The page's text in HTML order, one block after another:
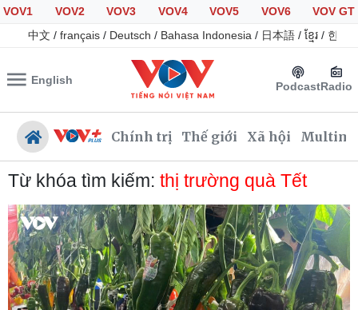
VOV1 VOV2 VOV3 VOV4 VOV5 VOV6
VOV GT
中文 / français / Deutsch / Bahasa Indonesia / 日本語 / ខ្មែរ / 한국
English PodcastRadio
Chính trị Thế giới Xã hội
Chính trị
Đảng
Tổ chức nhân sự
Quốc hội
Nhận diện sự thật
Xã hội
Tin 24h
Giáo dục
Dự báo thời tiết
Dấu ấn VOV
Từ khóa tìm kiếm: thị trường quà Tết